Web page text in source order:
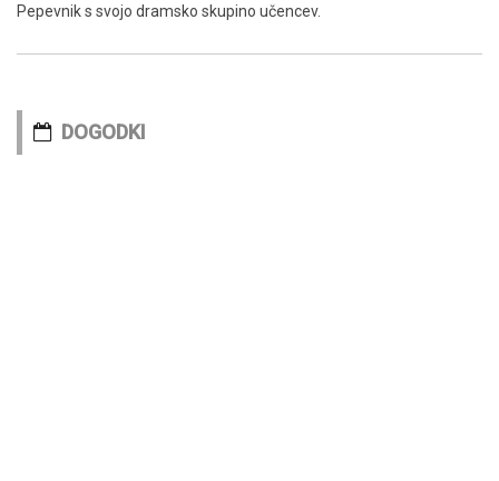
Pepevnik s svojo dramsko skupino učencev.
DOGODKI